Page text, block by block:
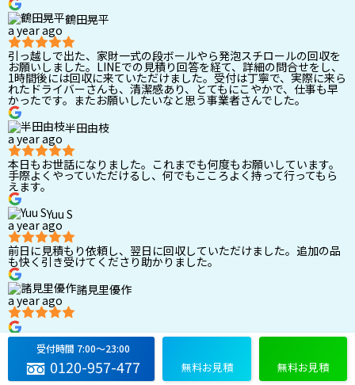
鶴田晃平
a year ago
引っ越しで出た、家財一式の段ボールやら発泡スチロールの回収を
お願いしました。LINEでの見積り回答を経て、詳細の問合せをし、
1時間後には回収に来ていただけました。受付は丁寧で、実際に来ら
れたドライバーさんも、清潔感あり、とてもにこやかで、仕事も早
かったです。またお願いしたいなと思う事業者さんでした。
半田由枝
a year ago
本日もお世話になりました。これまでも何度もお願いしています。
手際よくやっていただけるし、何でもこころよく持って行ってもら
えます。
Yuu S
a year ago
前日に見積もり依頼し、翌日に回収していただけました。追加の品
も快く引き受けてくださり助かりました。
諸見里優作
a year ago
Melissa Bernardino
a year ago
良いサービスでした。ありがとう
受付時間 7:00〜23:00
0120-957-477 無料お見積 無料お見積